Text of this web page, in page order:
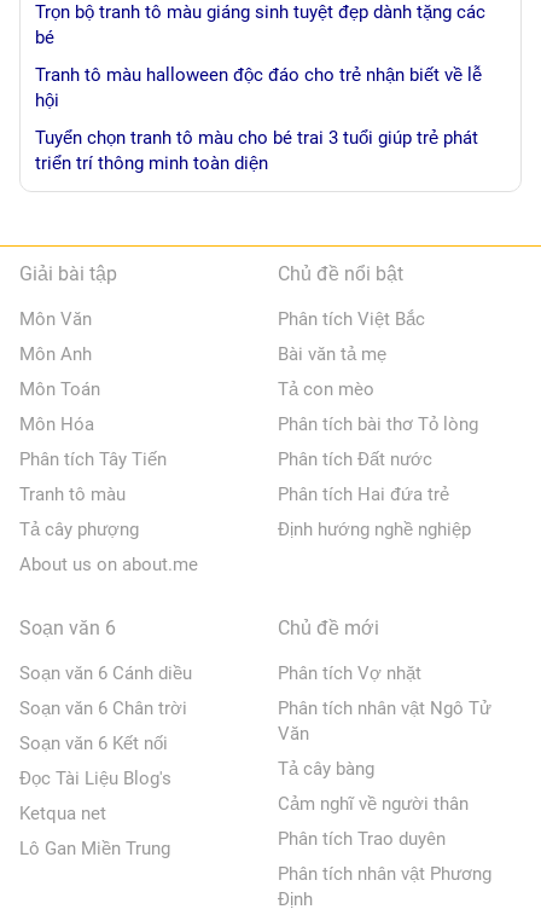
Trọn bộ tranh tô màu giáng sinh tuyệt đẹp dành tặng các
bé
Tranh tô màu halloween độc đáo cho trẻ nhận biết về lễ
hội
Tuyển chọn tranh tô màu cho bé trai 3 tuổi giúp trẻ phát
triển trí thông minh toàn diện
Giải bài tập
Môn Văn
Môn Anh
Môn Toán
Môn Hóa
Phân tích Tây Tiến
Tranh tô màu
Tả cây phượng
About us on about.me
Chủ đề nổi bật
Phân tích Việt Bắc
Bài văn tả mẹ
Tả con mèo
Phân tích bài thơ Tỏ lòng
Phân tích Đất nước
Phân tích Hai đứa trẻ
Định hướng nghề nghiệp
Soạn văn 6
Soạn văn 6 Cánh diều
Soạn văn 6 Chân trời
Soạn văn 6 Kết nối
Đọc Tài Liệu Blog's
Ketqua net
Lô Gan Miền Trung
Chủ đề mới
Phân tích Vợ nhặt
Phân tích nhân vật Ngô Tử
Văn
Tả cây bàng
Cảm nghĩ về người thân
Phân tích Trao duyên
Phân tích nhân vật Phương
Định